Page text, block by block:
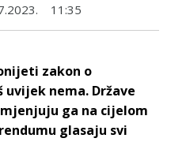
11:35
zakon o
nema. Države
ga na cijelom
glasaju svi